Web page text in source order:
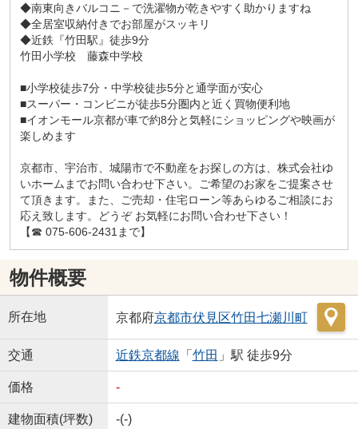
◆南東向きバルコニ－で洗濯物が乾きやすく助かりますね
◆全居室収納付きでお部屋がスッキリ
◆近鉄『竹田駅』徒歩9分
竹田小学校 藤森中学校
■小学校徒歩7分・中学校徒歩5分と通学面が安心
■スーパー・コンビニが徒歩5分圏内と近く買物便利地
■イオンモール京都が車で約8分と気軽にショッピングや映画が
楽しめます
京都市、宇治市、城陽市で不動産をお探しの方は、株式会社ゆ
いホームまでお問い合わせ下さい。ご希望のお家をご提案させ
て頂きます。また、ご売却・住宅ローン等あらゆるご相談にお
応え致します。どうぞ お気軽にお問い合わせ下さい！
【☎ 075-606-2431まで】
物件概要
所在地 京都府京都市伏見区竹田七瀬川町
交通 近鉄京都線 「 竹田 」駅 徒歩9分
価格 -
建物面積(坪数) -(-)